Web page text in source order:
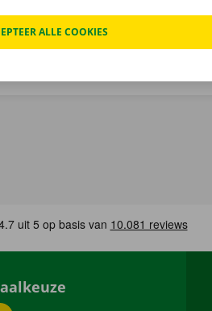
ALLE COOKIES